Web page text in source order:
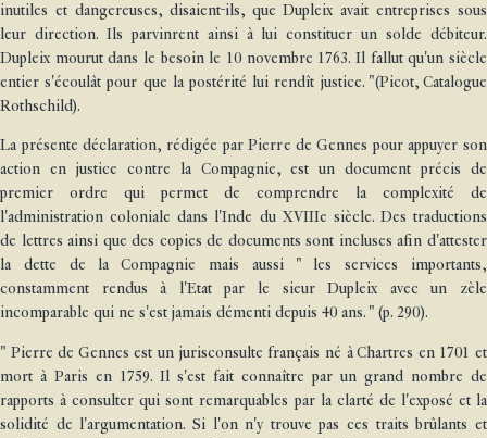
inutiles et dangereuses, disaient-ils, que Dupleix avait entreprises sous
leur direction. Ils parvinrent ainsi à lui constituer un solde débiteur.
Dupleix mourut dans le besoin le 10 novembre 1763. Il fallut qu'un siècle
entier s'écoulât pour que la postérité lui rendît justice. "(Picot, Catalogue
Rothschild).
La présente déclaration, rédigée par Pierre de Gennes pour appuyer son
action en justice contre la Compagnie, est un document précis de
premier ordre qui permet de comprendre la complexité de
l'administration coloniale dans l'Inde du XVIIIe siècle. Des traductions
de lettres ainsi que des copies de documents sont incluses afin d'attester
la dette de la Compagnie mais aussi " les services importants,
constamment rendus à l'Etat par le sieur Dupleix avec un zèle
incomparable qui ne s'est jamais démenti depuis 40 ans. " (p. 290).
" Pierre de Gennes est un jurisconsulte français né à Chartres en 1701 et
mort à Paris en 1759. Il s'est fait connaître par un grand nombre de
rapports à consulter qui sont remarquables par la clarté de l'exposé et la
solidité de l'argumentation. Si l'on n'y trouve pas ces traits brûlants et